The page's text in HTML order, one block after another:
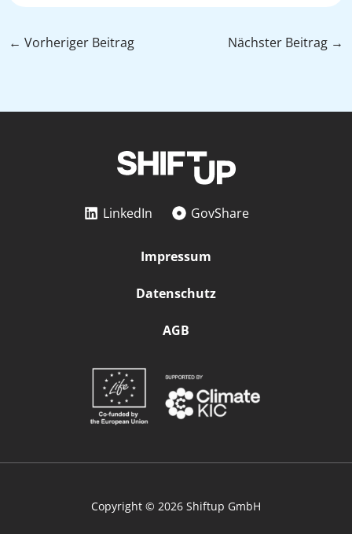
← Vorheriger Beitrag Nächster Beitrag →
LinkedIn GovShare
Impressum
Datenschutz
AGB
Copyright © 2026 Shiftup GmbH